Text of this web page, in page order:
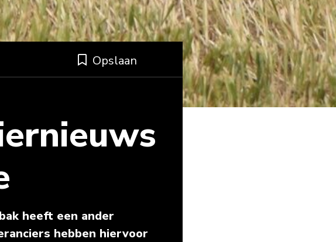
Opslaan
heeft een ander
hebben hiervoor